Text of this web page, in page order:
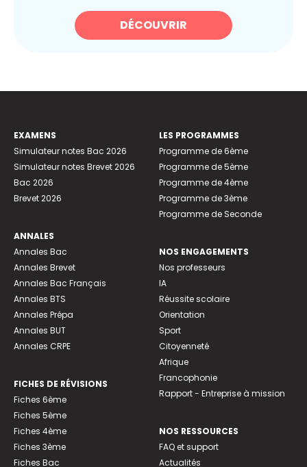
DÉCOUVRIR
EXAMENS
Simulateur notes Bac 2026
Simulateur notes Brevet 2026
Bac 2026
Brevet 2026
ANNALES
Annales Bac
Annales Brevet
Annales Bac Français
Annales BTS
Annales Prépa
Annales BUT
Annales CRPE
FICHES DE RÉVISIONS
Fiches 6ème
Fiches 5ème
Fiches 4ème
Fiches 3ème
Fiches Bac
LES PROGRAMMES
Programme de 6ème
Programme de 5ème
Programme de 4ème
Programme de 3ème
Programme de Seconde
NOS ENGAGEMENTS
Nos professeurs
IA
Réussite scolaire
Orientation
Sport
Citoyenneté
Afrique
Francophonie
Rapport - Entreprise à mission
NOS RESSOURCES
FAQ et support
Actualités